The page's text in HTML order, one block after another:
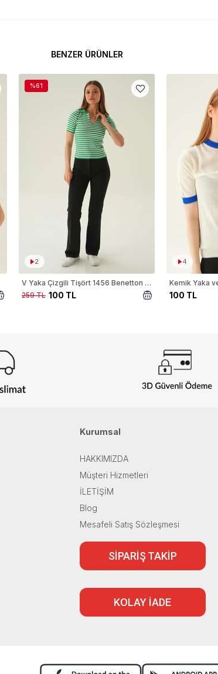
BENZER ÜRÜNLER
2
V Yaka Çizgili Tişört 1456 Benetton Yeşili
100 TL
259 TL
%61
4
Kemik Yaka
100 TL
Kurumsal
HAKKIMIZDA
Müşteri Hizmetleri
İLETİŞİM
Blog
Mesafeli Satış Sözleşmesi
SİPARİŞ TAKİP
KOLAY İADE